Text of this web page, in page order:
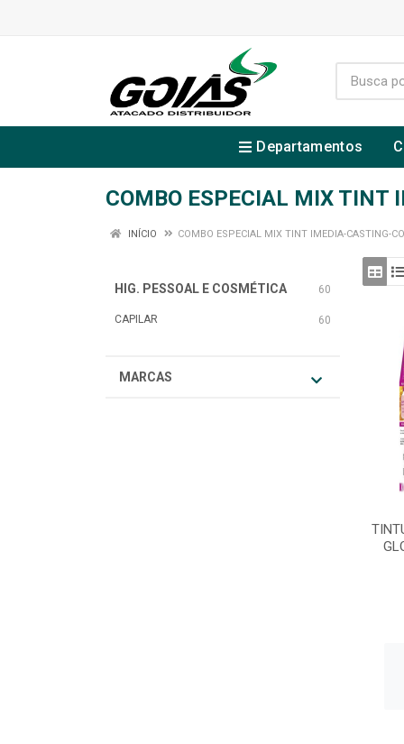
Departamentos
COMBO ESPECIAL MIX TINT
INÍCIO COMBO ESPECIAL MIX TINT IMEDIA-CASTING-
HIG. PESSOAL E COSMÉTICA 60
CAPILAR 60
MARCAS